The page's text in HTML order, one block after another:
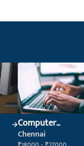
Computer
Operator
Chennai